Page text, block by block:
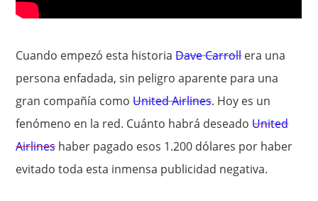
Cuando empezó esta historiaDave Carrollera una
persona enfadada, sin peligro aparente para una
gran compañía comoUnited Airlines. Hoy es un
fenómeno en la red. Cuánto habrá deseadoUnited
Airlineshaber pagado esos 1.200 dólares por haber
evitado toda esta inmensa publicidad negativa.